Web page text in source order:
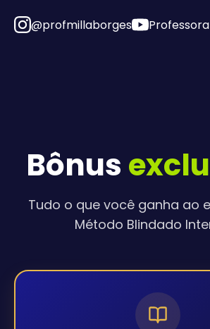
@profmillaborges
Bônus
Tudo o que você ganha ao
Método Blindado